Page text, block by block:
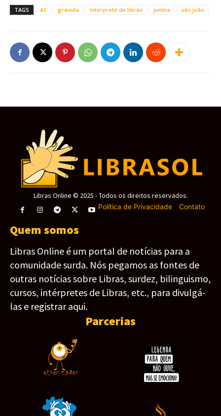
TAGS AC gravida interprete de libras junina são joão
Libras Online © 2025 - Todos os direitos reservados.
Política de Privacidade- Contato
Quem somos
Libras Online é um portal de notícias para a
comunidade surda. Nós pegamos as fontes de
outras notícias sobre Libras, surdez, bilinguismo,
cursos, intérpretes de Libras, etc., para divulgá-
las e registrar aqui.
Parcerias